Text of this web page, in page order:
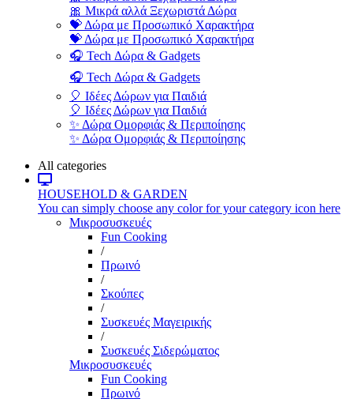
🎀 Μικρά αλλά Ξεχωριστά Δώρα
💝 Δώρα με Προσωπικό Χαρακτήρα
💝 Δώρα με Προσωπικό Χαρακτήρα
🎧 Tech Δώρα & Gadgets
🎧 Tech Δώρα & Gadgets
🎈 Ιδέες Δώρων για Παιδιά
🎈 Ιδέες Δώρων για Παιδιά
✨ Δώρα Ομορφιάς & Περιποίησης
✨ Δώρα Ομορφιάς & Περιποίησης
All categories
HOUSEHOLD & GARDEN
You can simply choose any color for your category icon here
Μικροσυσκευές
Fun Cooking
/
Πρωινό
/
Σκούπες
/
Συσκευές Μαγειρικής
/
Συσκευές Σιδερώματος
Μικροσυσκευές
Fun Cooking
Πρωινό